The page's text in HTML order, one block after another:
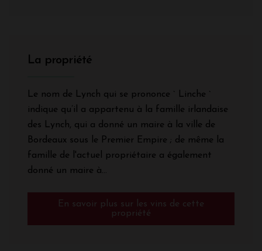
La propriété
Le nom de Lynch qui se prononce ` Linche `
indique qu’il a appartenu à la famille irlandaise
des Lynch, qui a donné un maire à la ville de
Bordeaux sous le Premier Empire ; de même la
famille de l'actuel propriétaire a également
donné un maire à...
En savoir plus sur les vins de cette
propriété